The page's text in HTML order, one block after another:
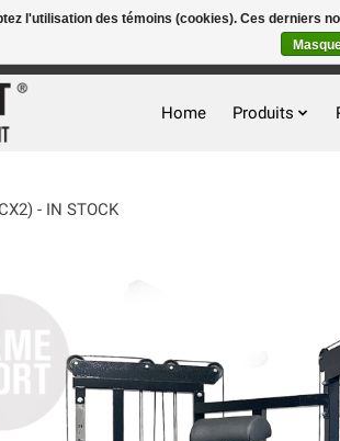
Home Produits
- IN STOCK
l'utilisation des témoins (cookies). Ces derniers